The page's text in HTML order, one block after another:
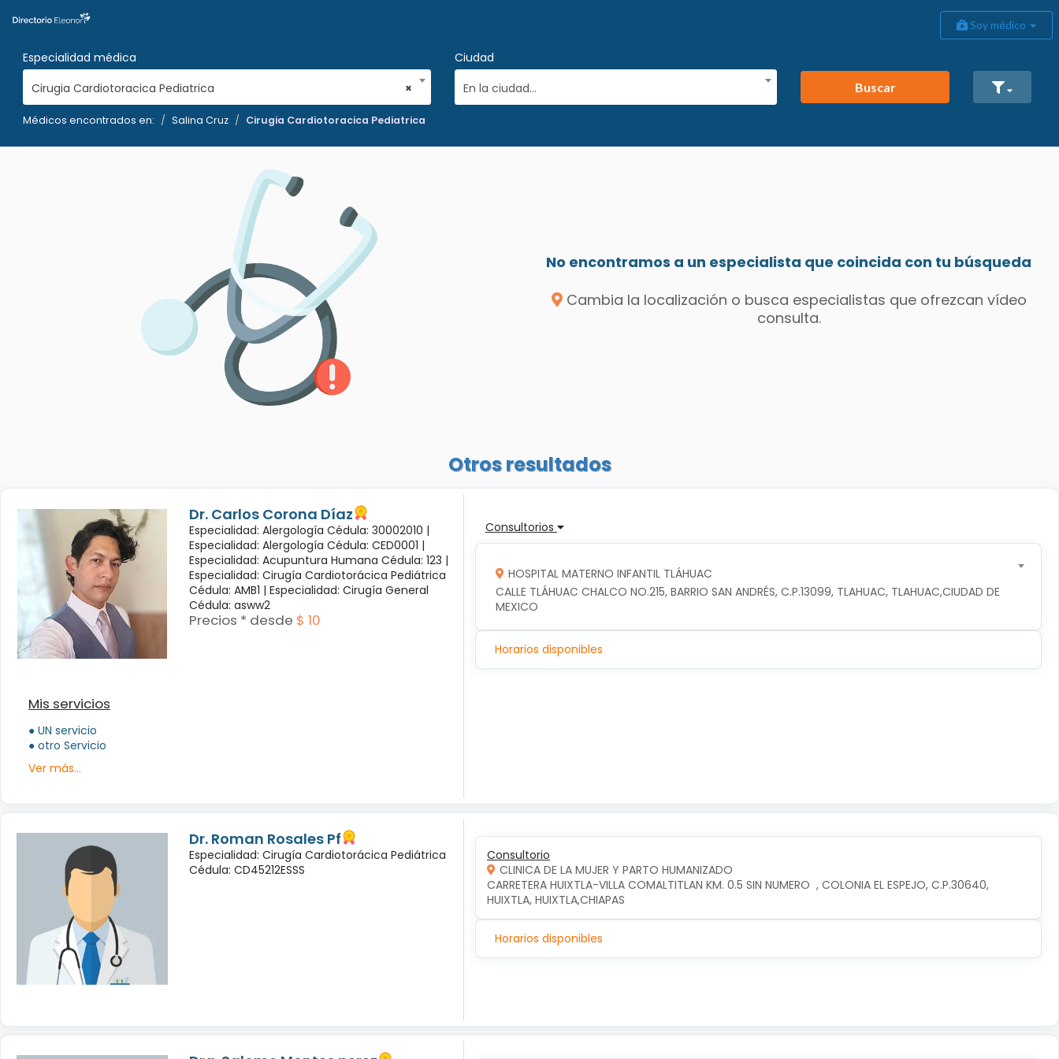
Soy médico
Especialidad médica
×
Cirugia Cardiotoracica Pediatrica
Ciudad
En la ciudad...
Buscar
Médicos encontrados en: Salina Cruz Cirugia Cardiotoracica Pediatrica
No encontramos a un especialista que coincida con tu búsqueda
Cambia la localización o busca especialistas que ofrezcan vídeo
consulta.
Otros resultados
Dr. Carlos Corona Díaz
Especialidad: Alergología Cédula: 30002010 |
Especialidad: Alergología Cédula: CED0001 |
Especialidad: Acupuntura Humana Cédula: 123 |
Especialidad: Cirugía Cardiotorácica Pediátrica
Cédula: AMB1 | Especialidad: Cirugía General
Cédula: asww2
Precios * desde $ 10
Mis servicios
● UN servicio
● otro Servicio
Ver más...
Consultorios
HOSPITAL MATERNO INFANTIL TLÁHUAC
CALLE TLÁHUAC CHALCO NO.215, BARRIO SAN ANDRÉS, C.P.13099, TLAHUAC, TLAHUAC,CIUDAD DE
MEXICO
Horarios disponibles
Dr. Roman Rosales Pf
Especialidad: Cirugía Cardiotorácica Pediátrica
Cédula: CD45212ESSS
Consultorio
CLINICA DE LA MUJER Y PARTO HUMANIZADO
CARRETERA HUIXTLA-VILLA COMALTITLAN KM. 0.5 SIN NUMERO  , COLONIA EL ESPEJO, C.P.30640,
HUIXTLA, HUIXTLA,CHIAPAS
Horarios disponibles